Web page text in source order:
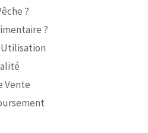
?
?
Vente